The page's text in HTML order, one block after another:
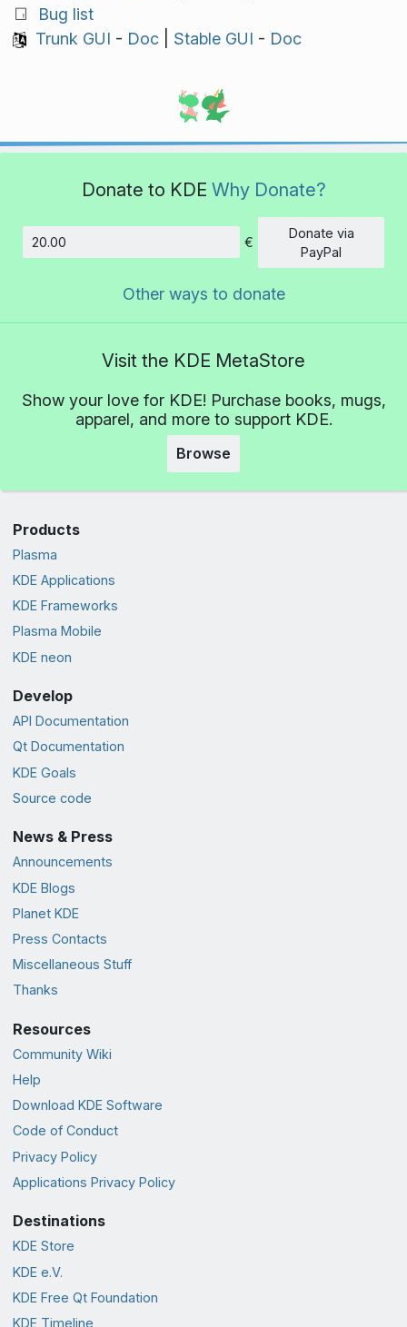
Bug list
Trunk GUI - Doc| Stable GUI - Doc
Donate to KDE Why Donate?
Amount
€
Donate via
PayPal
Other ways to donate
Visit the KDE MetaStore
Show your love for KDE! Purchase books, mugs,
apparel, and more to support KDE.
Browse
Products
Plasma
KDE Applications
KDE Frameworks
Plasma Mobile
KDE neon
Develop
API Documentation
Qt Documentation
KDE Goals
Source code
News & Press
Announcements
KDE Blogs
Planet KDE
Press Contacts
Miscellaneous Stuff
Thanks
Resources
Community Wiki
Help
Download KDE Software
Code of Conduct
Privacy Policy
Applications Privacy Policy
Destinations
KDE Store
KDE e.V.
KDE Free Qt Foundation
KDE Timeline